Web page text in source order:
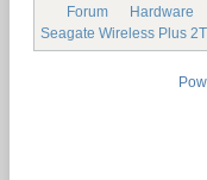
Forum Hardware
Seagate Wireless Plus